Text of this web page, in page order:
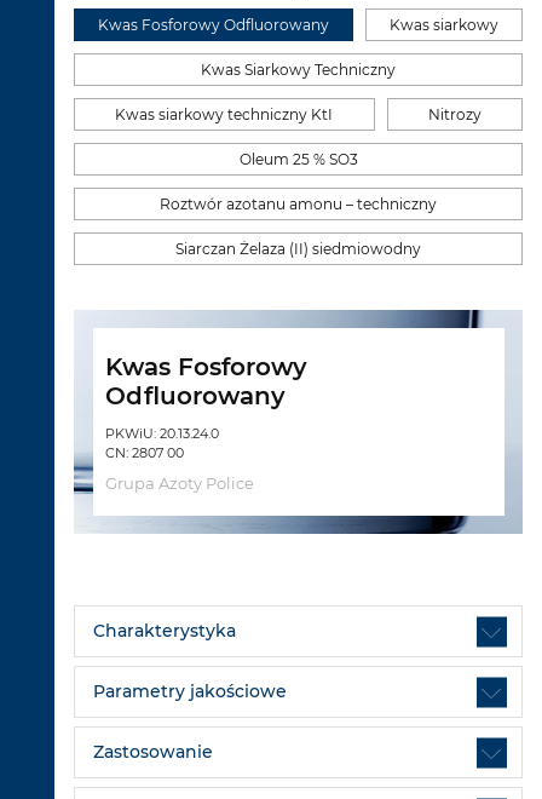
Kwas Fosforowy Odfluorowany Kwas siarkowy
Kwas Siarkowy Techniczny
Kwas siarkowy techniczny KtI Nitrozy
Oleum 25 % SO3
Roztwór azotanu amonu – techniczny
Siarczan Żelaza (II) siedmiowodny
Kwas Fosforowy
Odfluorowany
PKWiU: 20.13.24.0
CN: 2807 00
Grupa Azoty Police
Charakterystyka
Parametry jakościowe
Zastosowanie